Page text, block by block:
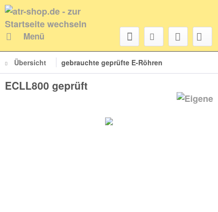
Menü
Übersicht gebrauchte geprüfte E-Röhren
ECLL800 geprüft